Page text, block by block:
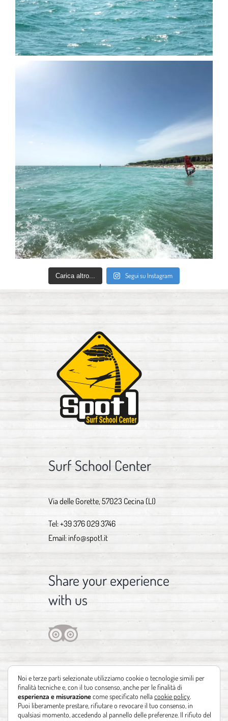
Carica altro... Segui su Instagram
Surf School Center
Via delle Gorette, 57023 Cecina (LI)
Tel:+39 376 029 3746
Email: info@spot1.it
Share your experience
with us
Noi e terze parti selezionate utilizziamo cookie o tecnologie simili per
finalità tecniche e, con il tuo consenso, anche per le finalità di
esperienza e misurazionecome specificato nellacookie policy
Puoi liberamente prestare, rifiutare o revocare il tuo consenso, in
qualsiasi momento, accedendo al pannello delle preferenze. Il rifiuto del